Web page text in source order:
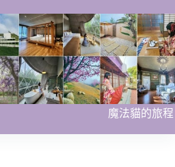
魔法貓的旅程